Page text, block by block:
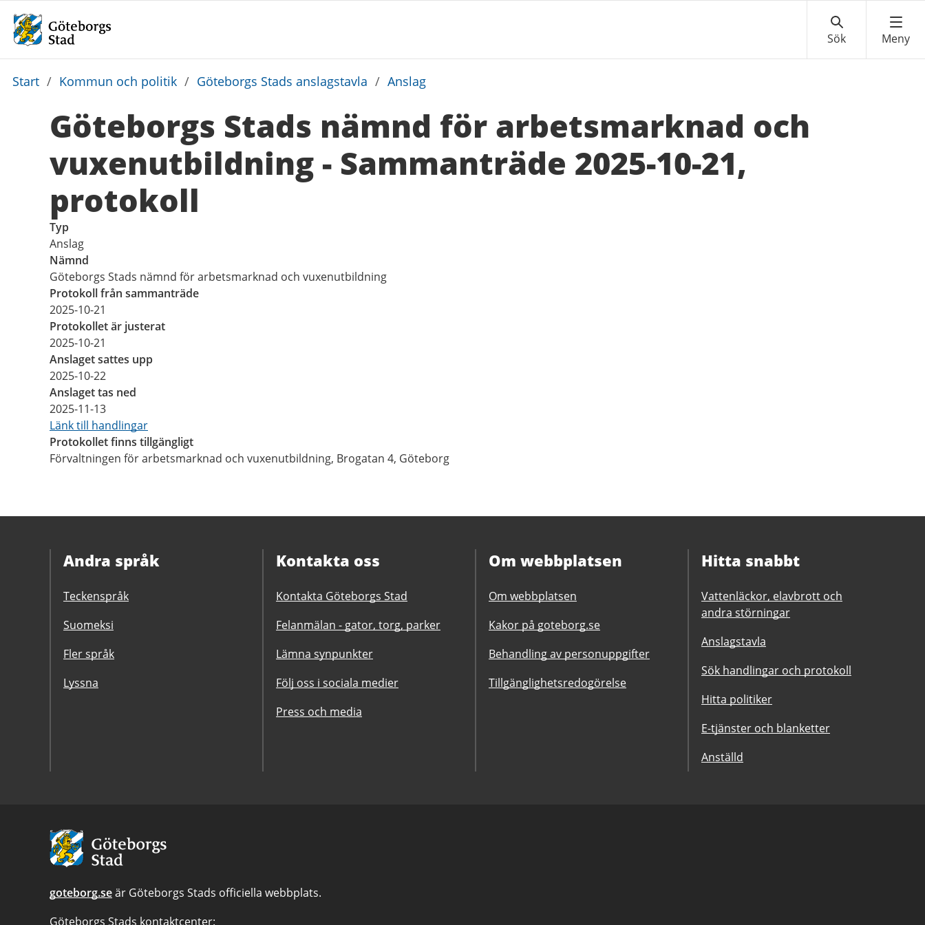
Du
Start / Kommun och politik / Göteborgs Stads anslagstavla / Anslag
Göteborgs Stads nämnd för arbetsmarknad och
vuxenutbildning - Sammanträde 2025-10-21,
protokoll
Typ
Anslag
Nämnd
Göteborgs Stads nämnd för arbetsmarknad och vuxenutbildning
Protokoll från sammanträde
2025-10-21
Protokollet är justerat
2025-10-21
Anslaget sattes upp
2025-10-22
Anslaget tas ned
2025-11-13
Länk till handlingar
Protokollet finns tillgängligt
Förvaltningen för arbetsmarknad och vuxenutbildning, Brogatan 4, Göteborg
Andra språk
Teckenspråk
Suomeksi
Fler språk
Lyssna
Kontakta oss
Kontakta Göteborgs Stad
Felanmälan - gator, torg, parker
Lämna synpunkter
Följ oss i sociala medier
Press och media
Om webbplatsen
Om webbplatsen
Kakor på goteborg.se
Behandling av personuppgifter
Tillgänglighetsredogörelse
Hitta snabbt
Vattenläckor, elavbrott och
andra störningar
Anslagstavla
Sök handlingar och protokoll
Hitta politiker
E-tjänster och blanketter
Anställd
Avsändare:
Göteborgs
Stad
goteborg.seär Göteborgs Stads officiella webbplats.
Göteborgs Stads kontaktcenter: